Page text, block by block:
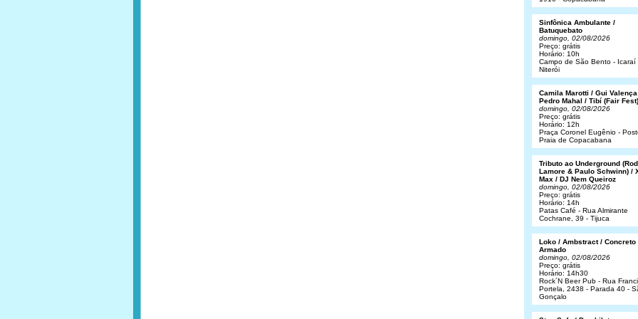
Sinfônica Ambulante /
Batuquebato
domingo, 02/08/2026
Preço: grátis
Horário: 10h
Campo de São Bento - Icaraí
Niterói
Camila Marotti / Gui
Pedro Mahal / Tibí (Fair Fest)
domingo, 02/08/2026
Preço: grátis
Horário: 12h
Praça Coronel Eugênio -
Praia de Copacabana
Tributo ao Underground
Lamore & Paulo Schwinn) /
Max / DJ Nem Queiroz
domingo, 02/08/2026
Preço: grátis
Horário: 14h
Patas Café - Rua Almirante
Cochrane, 39 - Tijuca
Loko / Ambstract / Concreto
Armado
domingo, 02/08/2026
Preço: grátis
Horário: 14h30
Rock´N Beer Pub - Rua
Portela, 2438 - Parada 40 -
Gonçalo